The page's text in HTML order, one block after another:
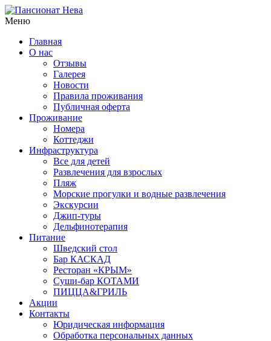
Меню
Главная
О нас
Отзывы
Галерея
Новости
Правила проживания
Публичная оферта
Проживание
Номера
Коттеджи
Инфраструктура
Все для детей
Развлечения для взрослых
Пляж
Морские прогулки и водные развлечения
Экскурсии
Джип-туры
Дельфинотерапия
Питание
Шведский стол
Бар КАСКАД
Ресторан «КРЫМ»
Суши-бар КОТАМИ
ПИЦЦА&ГРИЛЬ
Акции
Контакты
Юридическая информация
Обработка персональных данных